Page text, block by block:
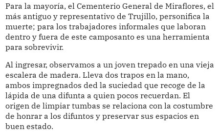
Para la mayoría, el Cementerio General de Miraflores, el
más antiguo y representativo de Trujillo, personifica la
muerte; para los trabajadores informales que laboran
dentro y fuera de este camposanto es una herramienta
para sobrevivir.
Al ingresar, observamos a un joven trepado en una vieja
escalera de madera. Lleva dos trapos en la mano,
ambos impregnados ded la suciedad que recoge de la
lápida de una difunta a quien pocos recuerdan. El
origen de limpiar tumbas se relaciona con la costumbre
de honrar a los difuntos y preservar sus espacios en
buen estado.